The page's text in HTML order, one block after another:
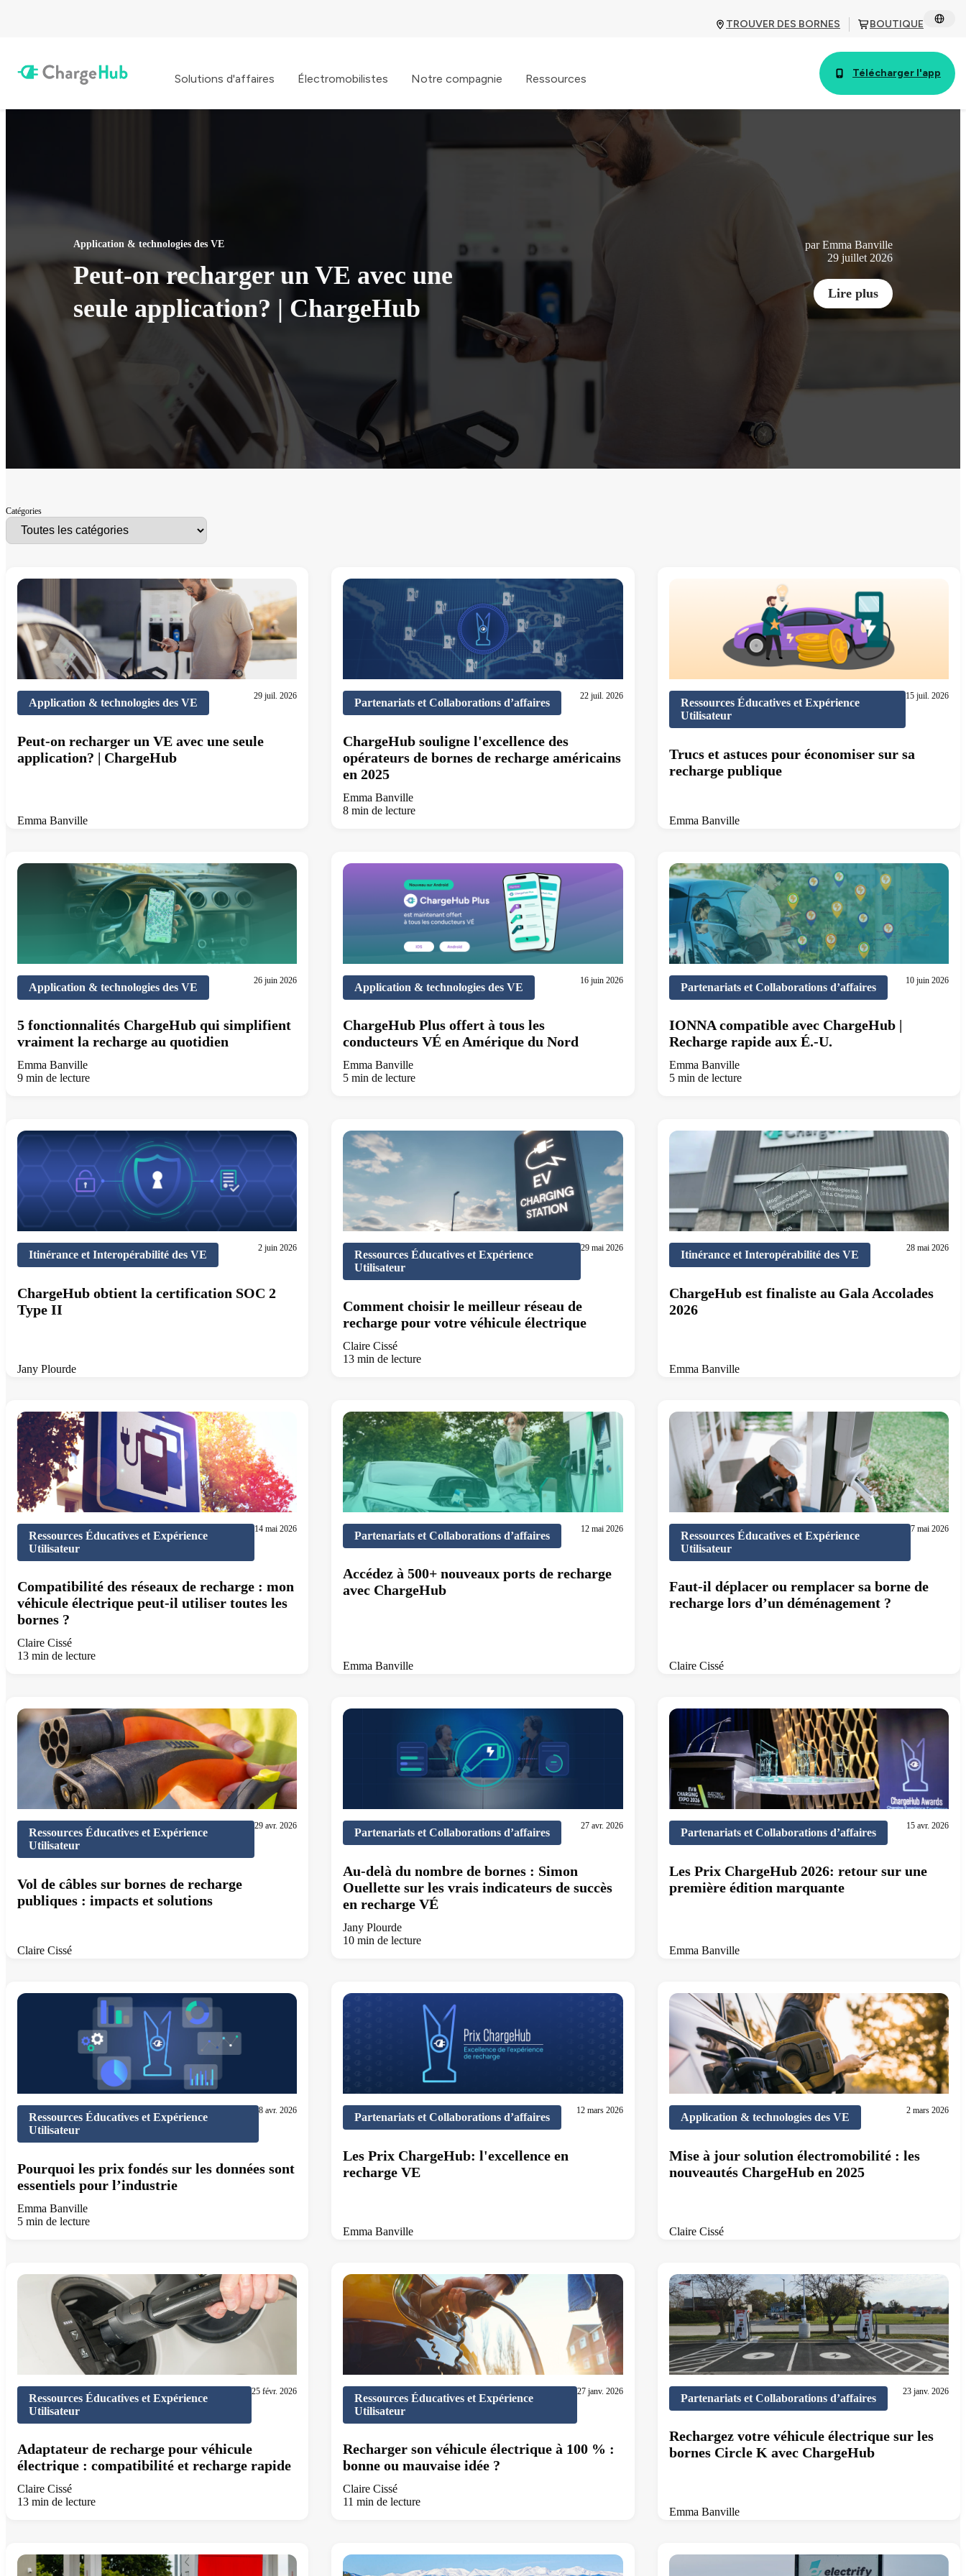
TROUVER DES BORNES BOUTIQUE
Solutions d'affaires Électromobilistes Notre compagnie Ressources Télécharger l'app
Application & technologies des VE
Peut-on recharger un VE avec une
seule application? | ChargeHub
par Emma Banville
29 juillet 2026
Lire plus
Catégories
Application & technologies des VE
29 juil. 2026
Peut-on recharger un VE avec une seule
application? | ChargeHub
Emma Banville
Partenariats et Collaborations d’affaires
22 juil. 2026
ChargeHub souligne l'excellence des
opérateurs de bornes de recharge américains
en 2025
Emma Banville
8 min de lecture
Ressources Éducatives et Expérience
Utilisateur
15 juil. 2026
Trucs et astuces pour économiser sur sa
recharge publique
Emma Banville
Application & technologies des VE
26 juin 2026
5 fonctionnalités ChargeHub qui simplifient
vraiment la recharge au quotidien
Emma Banville
9 min de lecture
Application & technologies des VE
16 juin 2026
ChargeHub Plus offert à tous les
conducteurs VÉ en Amérique du Nord
Emma Banville
5 min de lecture
Partenariats et Collaborations d’affaires
10 juin 2026
IONNA compatible avec ChargeHub |
Recharge rapide aux É.-U.
Emma Banville
5 min de lecture
Itinérance et Interopérabilité des VE
2 juin 2026
ChargeHub obtient la certification SOC 2
Type II
Jany Plourde
Ressources Éducatives et Expérience
Utilisateur
29 mai 2026
Comment choisir le meilleur réseau de
recharge pour votre véhicule électrique
Claire Cissé
13 min de lecture
Itinérance et Interopérabilité des VE
28 mai 2026
ChargeHub est finaliste au Gala Accolades
2026
Emma Banville
Ressources Éducatives et Expérience
Utilisateur
14 mai 2026
Compatibilité des réseaux de recharge : mon
véhicule électrique peut-il utiliser toutes les
bornes ?
Claire Cissé
13 min de lecture
Partenariats et Collaborations d’affaires
12 mai 2026
Accédez à 500+ nouveaux ports de recharge
avec ChargeHub
Emma Banville
Ressources Éducatives et Expérience
Utilisateur
7 mai 2026
Faut-il déplacer ou remplacer sa borne de
recharge lors d’un déménagement ?
Claire Cissé
Ressources Éducatives et Expérience
Utilisateur
29 avr. 2026
Vol de câbles sur bornes de recharge
publiques : impacts et solutions
Claire Cissé
Partenariats et Collaborations d’affaires
27 avr. 2026
Au-delà du nombre de bornes : Simon
Ouellette sur les vrais indicateurs de succès
en recharge VÉ
Jany Plourde
10 min de lecture
Partenariats et Collaborations d’affaires
15 avr. 2026
Les Prix ChargeHub 2026: retour sur une
première édition marquante
Emma Banville
Ressources Éducatives et Expérience
Utilisateur
8 avr. 2026
Pourquoi les prix fondés sur les données sont
essentiels pour l’industrie
Emma Banville
5 min de lecture
Partenariats et Collaborations d’affaires
12 mars 2026
Les Prix ChargeHub: l'excellence en
recharge VE
Emma Banville
Application & technologies des VE
2 mars 2026
Mise à jour solution électromobilité : les
nouveautés ChargeHub en 2025
Claire Cissé
Ressources Éducatives et Expérience
Utilisateur
25 févr. 2026
Adaptateur de recharge pour véhicule
électrique : compatibilité et recharge rapide
Claire Cissé
13 min de lecture
Ressources Éducatives et Expérience
Utilisateur
27 janv. 2026
Recharger son véhicule électrique à 100 % :
bonne ou mauvaise idée ?
Claire Cissé
11 min de lecture
Partenariats et Collaborations d’affaires
23 janv. 2026
Rechargez votre véhicule électrique sur les
bornes Circle K avec ChargeHub
Emma Banville